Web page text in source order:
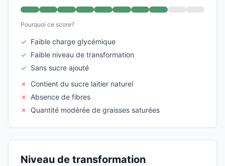
Pourquoi ce score?
✓ Faible charge glycémique
✓ Faible niveau de transformation
✓ Sans sucre ajouté
✗
Contient du sucre laitier naturel
✗
Absence de fibres
✗
Quantité modérée de graisses saturées
Niveau de transformation